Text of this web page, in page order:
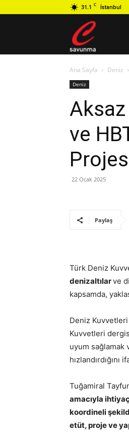
31.1 C İstanbul
savunma
Ana Sayfa Deniz
Deniz
Aksaz
ve
22 Ocak 2025
Paylaş
Türk Deniz
denizaltılarve
kapsamda,
Deniz
Kuvvetleri
uyum sağlamak
hızlandırdığını
Tuğamiral
amacıyla
koordineli
etüt, proje ve